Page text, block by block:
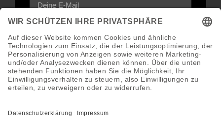
erhalten
Abonnieren
Abmeldung jederzeit möglich.